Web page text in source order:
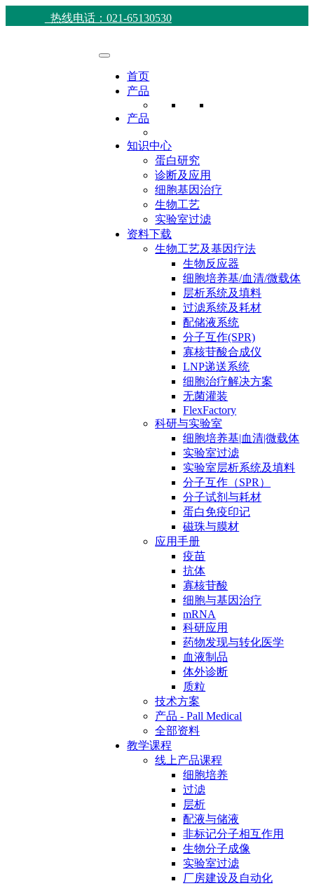
热线电话：021-65130530
首页
产品
产品
知识中心
蛋白研究
诊断及应用
细胞基因治疗
生物工艺
实验室过滤
资料下载
生物工艺及基因疗法
生物反应器
细胞培养基/血清/微载体
层析系统及填料
过滤系统及耗材
配储液系统
分子互作(SPR)
寡核苷酸合成仪
LNP递送系统
细胞治疗解决方案
无菌灌装
FlexFactory
科研与实验室
细胞培养基|血清|微载体
实验室过滤
实验室层析系统及填料
分子互作（SPR）
分子试剂与耗材
蛋白免疫印记
磁珠与膜材
应用手册
疫苗
抗体
寡核苷酸
细胞与基因治疗
mRNA
科研应用
药物发现与转化医学
血液制品
体外诊断
质粒
技术方案
产品 - Pall Medical
全部资料
教学课程
线上产品课程
细胞培养
过滤
层析
配液与储液
非标记分子相互作用
生物分子成像
实验室过滤
厂房建设及自动化